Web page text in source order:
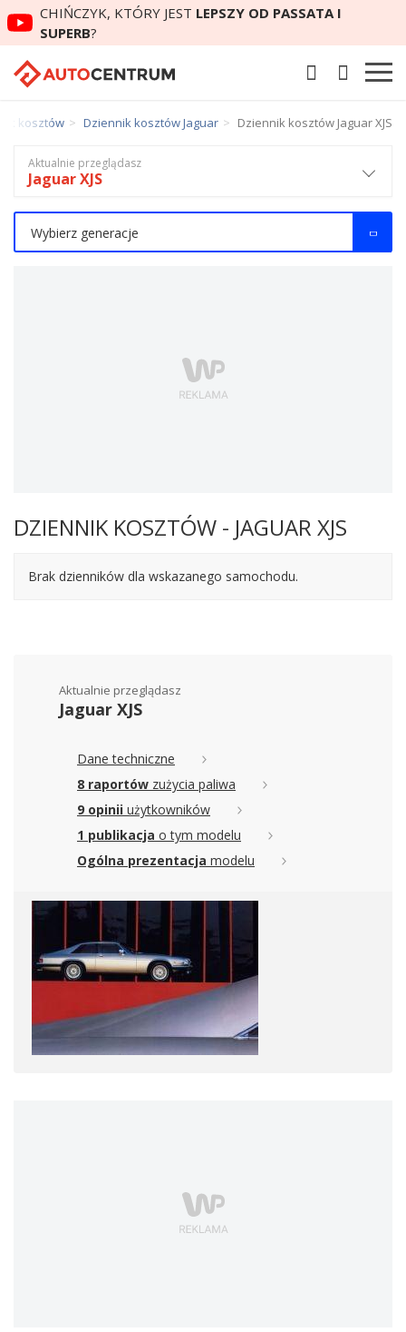
CHIŃCZYK, KTÓRY JEST LEPSZY OD PASSATA I
SUPERB?
kosztów Dziennik kosztów Jaguar Dziennik kosztów Jaguar XJS
DZIENNIK KOSZTÓW - JAGUAR XJS
Brak dzienników dla wskazanego samochodu.
Aktualnie przeglądasz
Jaguar XJS
Wybierz generacje
Aktualnie przeglądasz
Jaguar XJS
Dane techniczne
8 raportów zużycia paliwa
9 opinii użytkowników
1 publikacja o tym modelu
Ogólna prezentacja modelu